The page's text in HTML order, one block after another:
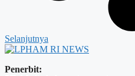
Selanjutnya
Penerbit: